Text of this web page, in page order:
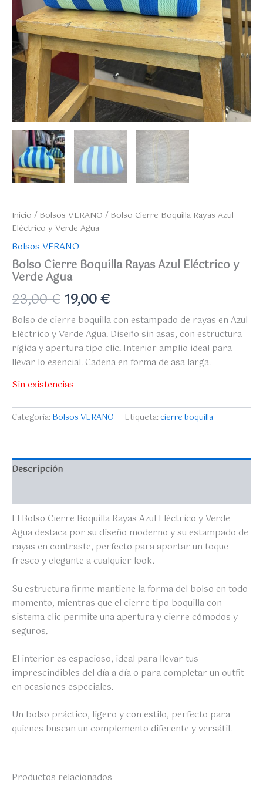
Inicio / Bolsos VERANO / Bolso Cierre Boquilla Rayas Azul
Eléctrico y Verde Agua
Bolsos VERANO
Bolso Cierre Boquilla Rayas Azul Eléctrico y
Verde Agua
23,00€ 19,00€
Bolso de cierre boquilla con estampado de rayas en Azul
Eléctrico y Verde Agua. Diseño sin asas, con estructura
rígida y apertura tipo clic. Interior amplio ideal para
llevar lo esencial. Cadena en forma de asa larga.
Sin existencias
Categoría: Bolsos VERANO Etiqueta:cierre boquilla
Descripción
El Bolso Cierre Boquilla Rayas Azul Eléctrico y Verde
Agua destaca por su diseño moderno y su estampado de
rayas en contraste, perfecto para aportar un toque
fresco y elegante a cualquier look.
Su estructura firme mantiene la forma del bolso en todo
momento, mientras que el cierre tipo boquilla con
sistema clic permite una apertura y cierre cómodos y
seguros.
El interior es espacioso, ideal para llevar tus
imprescindibles del día a día o para completar un outfit
en ocasiones especiales.
Un bolso práctico, ligero y con estilo, perfecto para
quienes buscan un complemento diferente y versátil.
Productos relacionados